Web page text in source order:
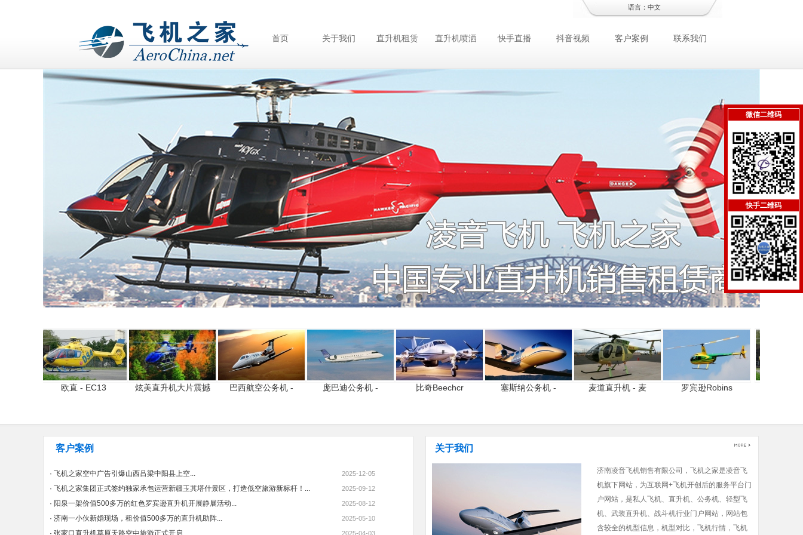
语言： 中文
首页 关于我们 直升机租赁 直升机喷洒 快手直播 抖音视频 客户案例 联系我们
欧直 - EC13 炫美直升机大片震撼 巴西航空公务机 - 庞巴迪公务机 - 比奇Beechcr 塞斯纳公务机 - 麦道直升机 - 麦 罗宾逊Robins
客户案例
· 飞机之家空中广告引爆山西吕梁中阳县上空... 2025-12-05
· 飞机之家集团正式签约独家承包运营新疆玉其塔什景区，打造低空旅游新标杆！... 2025-09-12
· 阳泉一架价值500多万的红色罗宾逊直升机开展静展活动... 2025-08-12
· 济南一小伙新婚现场，租价值500多万的直升机助阵... 2025-05-10
· 张家口直升机草原天路空中旅游正式开启... 2025-04-03
关于我们
济南凌音飞机销售有限公司，飞机之家是凌音飞
机旗下网站，为互联网+飞机开创后的服务平台门
户网站，是私人飞机、直升机、公务机、轻型飞
机、武装直升机、战斗机行业门户网站，网站包
含较全的机型信息，机型对比，飞机行情，飞机
微信二维码
快手二维码